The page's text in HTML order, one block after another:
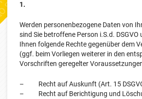
1.
Werden personenbezogene Daten von
sind Sie betroffene Person i.S.d. DSGVO
Ihnen folgende Rechte gegenüber dem
(ggf. beim Vorliegen weiterer in den
Vorschriften geregelter
– Recht auf Auskunft (Art. 15
– Recht auf Berichtigung und